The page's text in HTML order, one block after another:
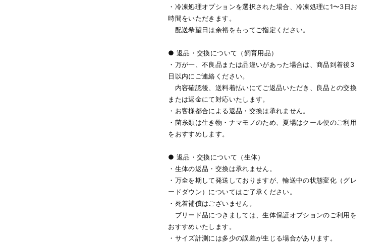
・冷凍処理オプションを選択された場合、冷凍処理に1〜3日お
時間をいただきます。
配送希望日は余裕をもってご指定ください。
● 返品・交換について（飼育用品）
・万が一、不良品または品違いがあった場合は、商品到着後3
日以内にご連絡ください。
内容確認後、送料着払いにてご返品いただき、良品との交換
または返金にて対応いたします。
・お客様都合による返品・交換は承れません。
・菌糸類は生き物・ナマモノのため、夏場はクール便のご利用
をおすすめします。
● 返品・交換について（生体）
・生体の返品・交換は承れません。
・万全を期して発送しておりますが、輸送中の状態変化（グレ
ードダウン）についてはご了承ください。
・死着補償はございません。
ブリード品につきましては、生体保証オプションのご利用を
おすすめいたします。
・サイズ計測には多少の誤差が生じる場合があります。